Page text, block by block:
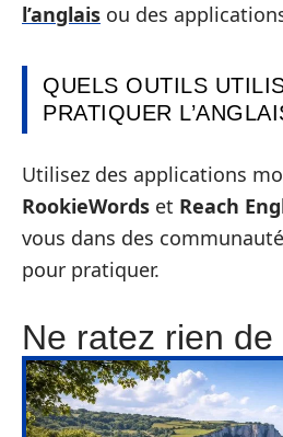
l’anglais ou des
QUELS OUTILS
PRATIQUER
Utilisez des applications
RookieWords et Reach
vous dans des
pour pratiquer.
Ne ratez rien de